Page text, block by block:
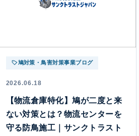
鳩対策・鳥害対策事業ブログ
2026.06.18
【物流倉庫特化】鳩が二度と来
ない対策とは？物流センターを
守る防鳥施工｜サンクトラスト